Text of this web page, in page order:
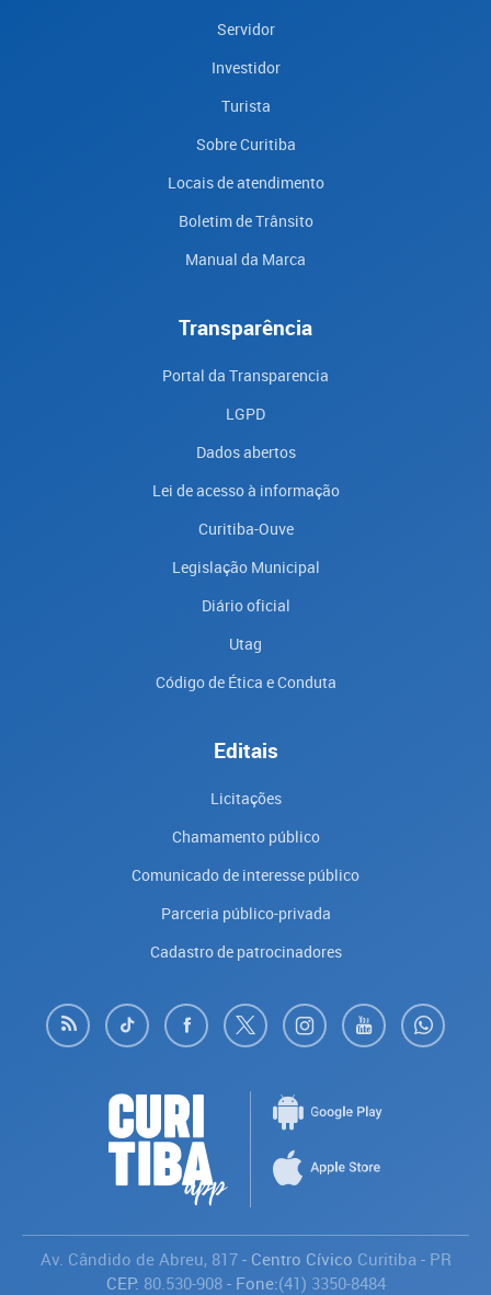
Servidor
Investidor
Turista
Sobre Curitiba
Locais de atendimento
Boletim de Trânsito
Manual da Marca
Transparência
Portal da Transparencia
LGPD
Dados abertos
Lei de acesso à informação
Curitiba-Ouve
Legislação Municipal
Diário oficial
Utag
Código de Ética e Conduta
Editais
Licitações
Chamamento público
Comunicado de interesse público
Parceria público-privada
Cadastro de patrocinadores
Av. Cândido de Abreu, 817- Centro Cívico Curitiba - PR
CEP: 80.530-908- Fone:(41) 3350-8484